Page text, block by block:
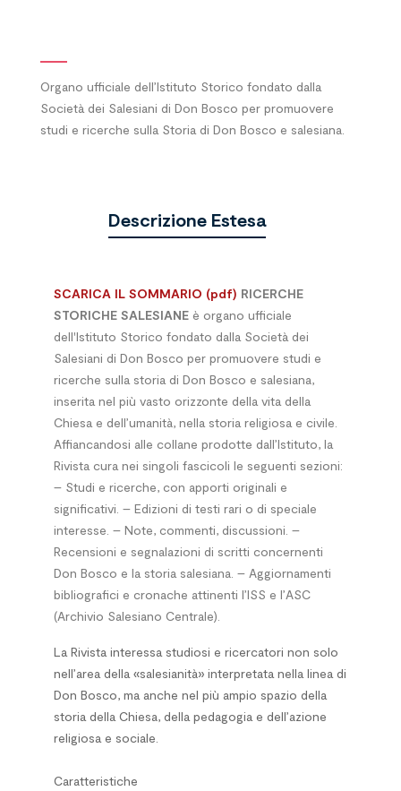
Organo ufficiale dell’Istituto Storico fondato dalla
Società dei Salesiani di Don Bosco per promuovere
studi e ricerche sulla Storia di Don Bosco e salesiana.
Descrizione Estesa
SCARICA IL SOMMARIO (pdf) RICERCHE
STORICHE SALESIANE è organo ufficiale
dell'Istituto Storico fondato dalla Società dei
Salesiani di Don Bosco per promuovere studi e
ricerche sulla storia di Don Bosco e salesiana,
inserita nel più vasto orizzonte della vita della
Chiesa e dell’umanità, nella storia religiosa e civile.
Affiancandosi alle collane prodotte dall’Istituto, la
Rivista cura nei singoli fascicoli le seguenti sezioni:
– Studi e ricerche, con apporti originali e
significativi. – Edizioni di testi rari o di speciale
interesse. – Note, commenti, discussioni. –
Recensioni e segnalazioni di scritti concernenti
Don Bosco e la storia salesiana. – Aggiornamenti
bibliografici e cronache attinenti l’ISS e l’ASC
(Archivio Salesiano Centrale).
La Rivista interessa studiosi e ricercatori non solo
nell’area della «salesianità» interpretata nella linea di
Don Bosco, ma anche nel più ampio spazio della
storia della Chiesa, della pedagogia e dell’azione
religiosa e sociale.
Caratteristiche